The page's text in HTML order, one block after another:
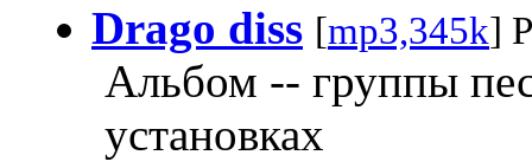
Drago diss [mp3,345k]
Альбом -- группы
установках